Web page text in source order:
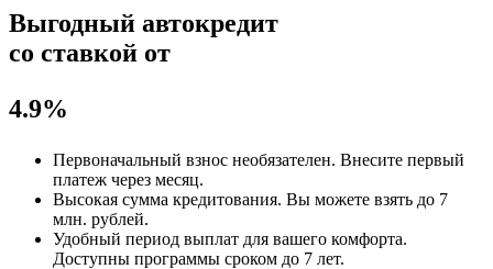
Выгодный автокредит
со ставкой от
4.9%
Первоначальный взнос необязателен. Внесите первый
платеж через месяц.
Высокая сумма кредитования. Вы можете взять до 7
млн. рублей.
Удобный период выплат для вашего комфорта.
Доступны программы сроком до 7 лет.